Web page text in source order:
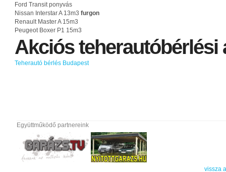
Ford Transit ponyvás
Nissan Interstar A 13m3 furgon
Renault Master A 15m3
Peugeot Boxer P1 15m3
Akciósteherautóbérlési
Teherautó bérlés Budapest
Együttműködő partnereink
vissza